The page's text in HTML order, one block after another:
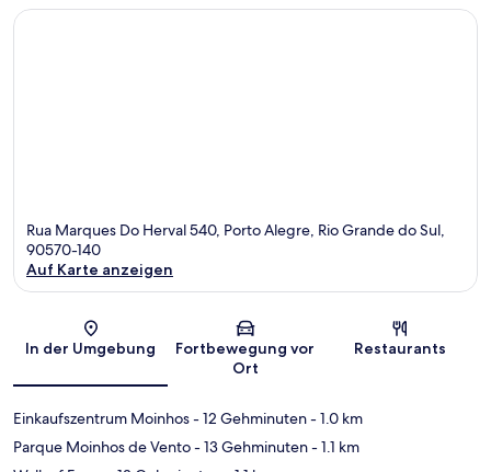
Rua Marques Do Herval 540, Porto Alegre, Rio Grande do Sul,
90570-140
Auf Karte anzeigen
In der Umgebung
Fortbewegung vor
Ort
Restaurants
Einkaufszentrum Moinhos- 12 Gehminuten- 1.0 km
Parque Moinhos de Vento- 13 Gehminuten- 1.1 km